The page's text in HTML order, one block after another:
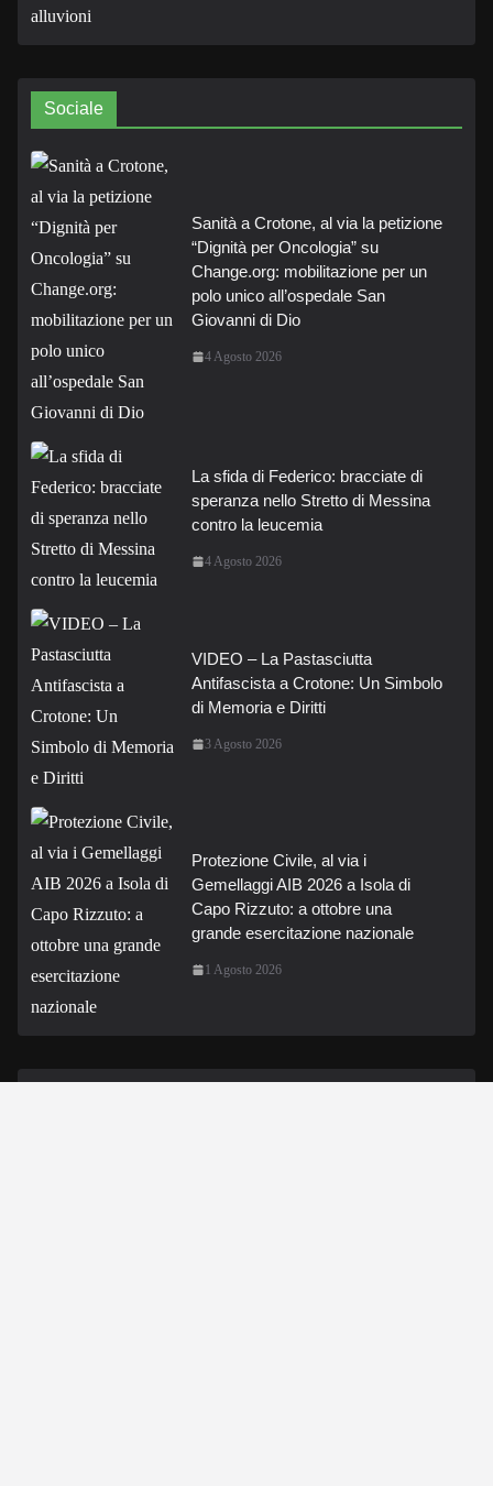
Sociale
Sanità a Crotone, al via la petizione
“Dignità per Oncologia” su
Change.org: mobilitazione per un
polo unico all’ospedale San
Giovanni di Dio
4 Agosto 2026
La sfida di Federico: bracciate di
speranza nello Stretto di Messina
contro la leucemia
4 Agosto 2026
VIDEO – La Pastasciutta
Antifascista a Crotone: Un Simbolo
di Memoria e Diritti
3 Agosto 2026
Protezione Civile, al via i
Gemellaggi AIB 2026 a Isola di
Capo Rizzuto: a ottobre una
grande esercitazione nazionale
1 Agosto 2026